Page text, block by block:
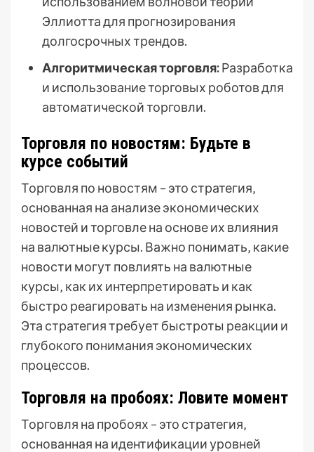
Эллиотта для прогнозирования
долгосрочных трендов.
Алгоритмическая торговля:Разработка
и использование торговых роботов для
автоматической торговли.
Торговля по новостям: Будьте в
курсе событий
Торговля по новостям – это стратегия‚
основанная на анализе экономических
новостей и торговле на основе их влияния
на валютные курсы. Важно понимать‚ какие
новости могут повлиять на валютные
курсы‚ как их интерпретировать и как
быстро реагировать на изменения рынка.
Эта стратегия требует быстроты реакции и
глубокого понимания экономических
процессов.
Торговля на пробоях: Ловите момент
Торговля на пробоях – это стратегия‚
основанная на идентификации уровней